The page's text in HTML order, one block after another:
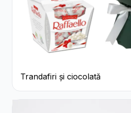
Trandafiri și ciocolată